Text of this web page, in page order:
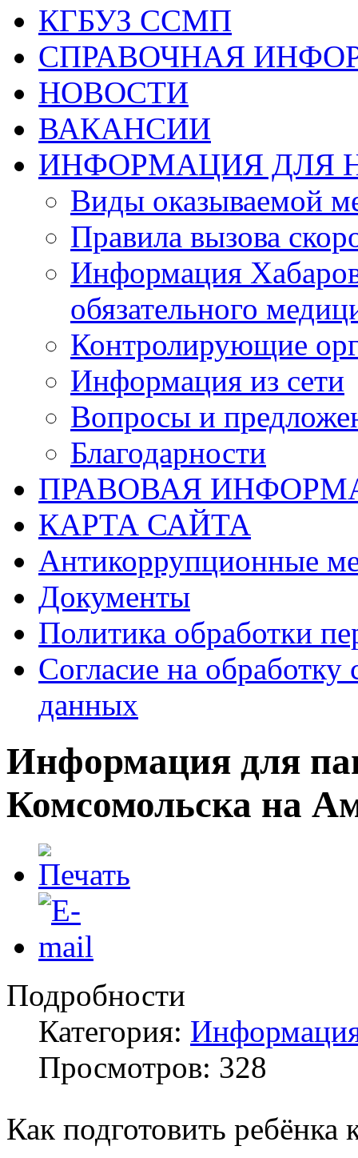
КГБУЗ ССМП
СПРАВОЧНАЯ
НОВОСТИ
ВАКАНСИИ
ИНФОРМАЦИЯ ДЛЯ
Виды оказываемой
Правила вызова
Информация
обязательного
Контролирующие
Информация из сети
Вопросы и
Благодарности
ПРАВОВАЯ
КАРТА САЙТА
Антикоррупционные
Документы
Политика обработки
Согласие на обработку
данных
Информация для
Комсомольска на
Подробности
Категория:
Просмотров: 328
Как подготовить